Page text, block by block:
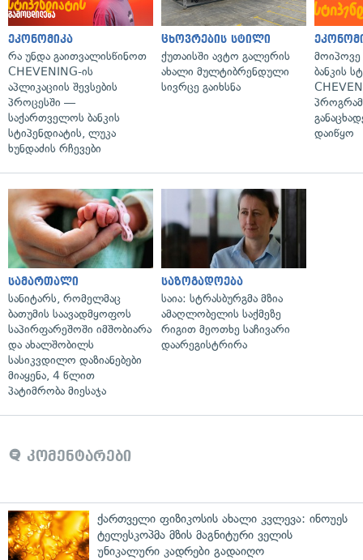
ეკონომიკა
რა უნდა გაითვალისწინოთ
CHEVENING-ის
აპლიკაციის შევსების
პროცესში —
საქართველოს ბანკის
სტიპენდიატის, ლუკა
ხუნდაძის რჩევები
ცხოვრების სტილი
ქუთაისში ავტო გალერის
ახალი მულტიბრენდული
სივრცე გაიხსნა
ბანკის
დაიწყო
სამართალი
სანიტარს, რომელმაც
ბათუმის საავადმყოფოს
საპირფარეშოში იმშობიარა
და ახალშობილს
სასიკვდილო დაზიანებები
მიაყენა, 4 წლით
პატიმრობა მიესაჯა
საზოგადოება
საია: სტრასბურგმა მზია
ამაღლობელის საქმეზე
რიგით მეოთხე საჩივარი
დაარეგისტრირა
კომენტარები
ქართველი ფიზიკოსის ახალი კვლევა: ინოუეს
ტელესკოპმა მზის მაგნიტური ველის
უნიკალური კადრები გადაიღო